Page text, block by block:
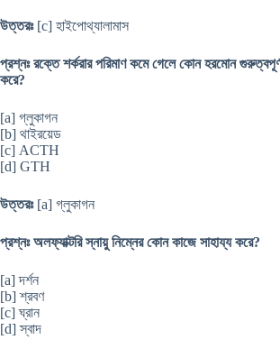
উত্তরঃ[c] হাইপোথ্যালামাস
প্রশ্নঃ রক্তে শর্করার পরিমাণ কমে গেলে কোন হরমোন
করে?
[a] গ্লুকাগন
[b] থাইরয়েড
[c] ACTH
[d] GTH
উত্তরঃ[a] গ্লুকাগন
প্রশ্নঃ অলফ্যাক্টরি স্নায়ু নিম্নের কোন কাজে সাহায্য করে?
[a] দর্শন
[b] শ্রবণ
[c] ঘ্রান
[d] স্বাদ